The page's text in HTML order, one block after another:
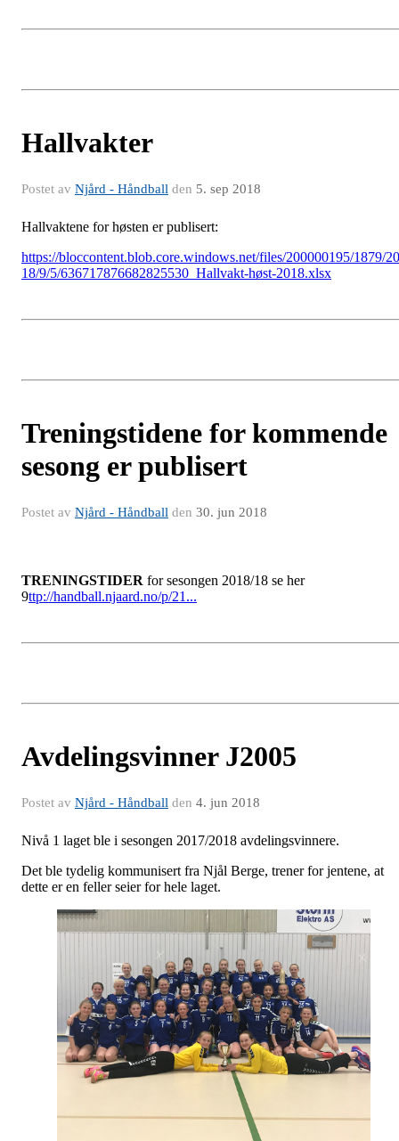
Hallvakter
Postet av Njård - Håndball den 5. sep 2018
Hallvaktene for høsten er publisert:
https://bloccontent.blob.core.windows.net/files/200000195/1879/20
18/9/5/636717876682825530_Hallvakt-høst-2018.xlsx
Treningstidene for kommende
sesong er publisert
Postet av Njård - Håndball den 30. jun 2018
TRENINGSTIDER for sesongen 2018/18 se her
9ttp://handball.njaard.no/p/21...
Avdelingsvinner J2005
Postet av Njård - Håndball den 4. jun 2018
Nivå 1 laget ble i sesongen 2017/2018 avdelingsvinnere.
Det ble tydelig kommunisert fra Njål Berge, trener for jentene, at
dette er en feller seier for hele laget.